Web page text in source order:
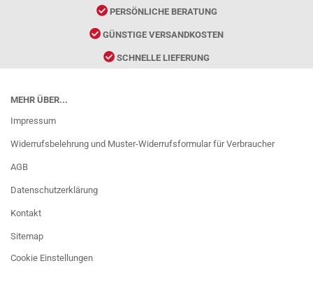
PERSÖNLICHE BERATUNG
GÜNSTIGE VERSANDKOSTEN
SCHNELLE LIEFERUNG
MEHR ÜBER...
Impressum
Widerrufsbelehrung und Muster-Widerrufsformular für Verbraucher
AGB
Datenschutzerklärung
Kontakt
Sitemap
Cookie Einstellungen